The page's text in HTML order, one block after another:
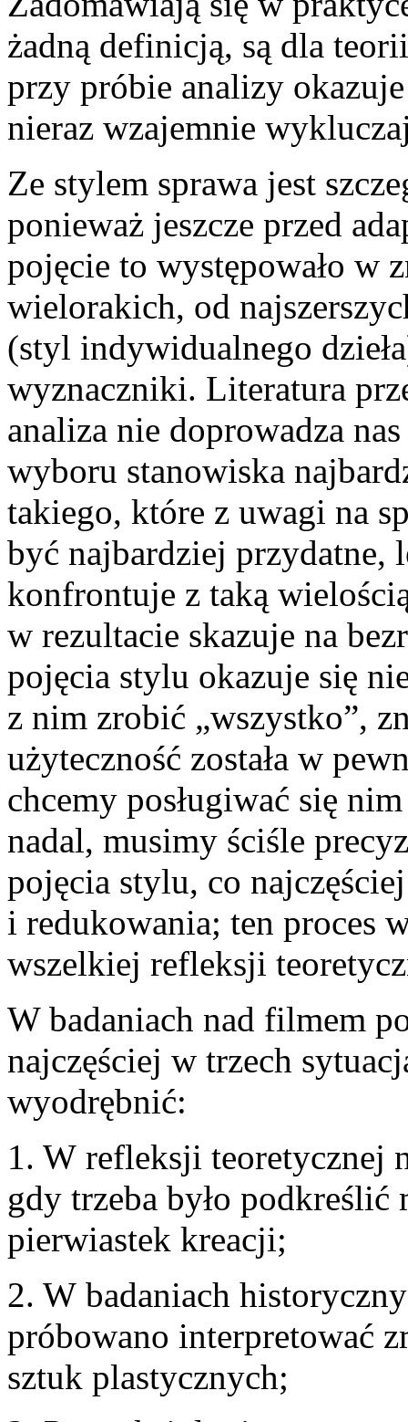
żadną definicją, są dla
przy próbie analizy
nieraz wzajemnie
Ze stylem sprawa jest
ponieważ jeszcze przed
pojęcie to występowało w
wielorakich, od
(styl indywidualnego
wyznaczniki. Literatura
analiza nie doprowadza
wyboru stanowiska
takiego, które z uwagi na
być najbardziej przydatne,
konfrontuje z taką
w rezultacie skazuje na
pojęcia stylu okazuje się
z nim zrobić „wszystko”,
użyteczność została w
chcemy posługiwać się
nadal, musimy ściśle
pojęcia stylu, co
i redukowania; ten proces
wszelkiej refleksji
W badaniach nad filmem
najczęściej w trzech
wyodrębnić:
1. W refleksji teoretycznej
gdy trzeba było
pierwiastek kreacji;
2. W badaniach
próbowano interpretować
sztuk plastycznych;